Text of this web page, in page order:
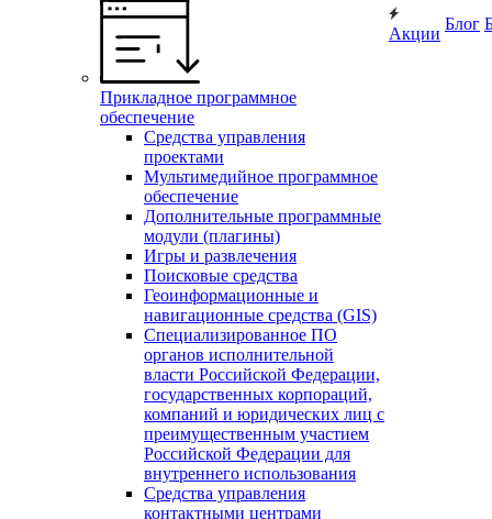
Прикладное программное
обеспечение
Средства управления
проектами
Мультимедийное программное
обеспечение
Дополнительные программные
модули (плагины)
Игры и развлечения
Поисковые средства
Геоинформационные и
навигационные средства (GIS)
Специализированное ПО
органов исполнительной
власти Российской Федерации,
государственных корпораций,
компаний и юридических лиц с
преимущественным участием
Российской Федерации для
внутреннего использования
Средства управления
контактными центрами
Акции
Блог